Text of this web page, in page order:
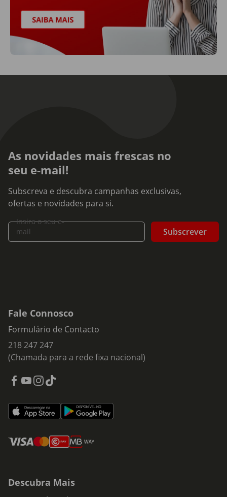
As novidades mais frescas no
seu e-mail!
Subscreva e descubra campanhas exclusivas,
ofertas e novidades para si.
Insira o seu e-
mail
Subscrever
Fale Connosco
Formulário de Contacto
218 247 247
(Chamada para a rede fixa nacional)
Descubra Mais